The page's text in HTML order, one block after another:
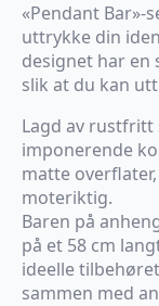
«Pendant Bar»-
uttrykke din
designet har
slik at du kan
Lagd av rustfritt
imponerende
matte
moteriktig.
Baren på
på et 58 cm
ideelle
sammen med